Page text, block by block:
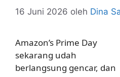
16 Juni 2026 oleh Dina
Amazon’s Prime Day
sekarang udah
berlangsung gencar, dan